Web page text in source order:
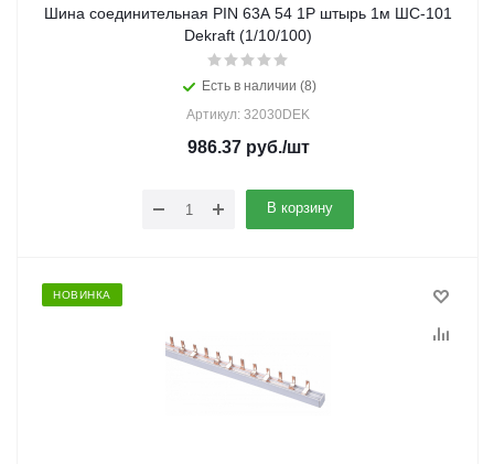
Шина соединительная PIN 63А 54 1Р штырь 1м ШС-101
Dekraft (1/10/100)
Есть в наличии (8)
Артикул: 32030DEK
986.37руб./шт
В корзину
НОВИНКА